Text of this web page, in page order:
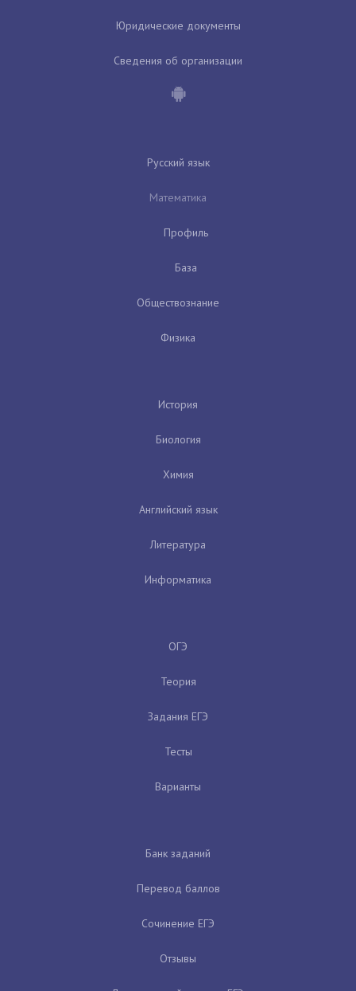
Юридические документы
Сведения об организации
Русский язык
Математика
Профиль
База
Обществознание
Физика
История
Биология
Химия
Английский язык
Литература
Информатика
ОГЭ
Теория
Задания ЕГЭ
Тесты
Варианты
Банк заданий
Перевод баллов
Сочинение ЕГЭ
Отзывы